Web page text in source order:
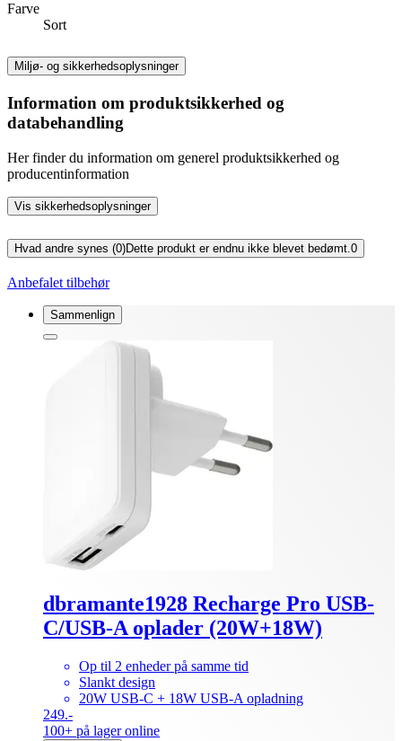
Farve
Sort
Miljø- og sikkerhedsoplysninger
Information om produktsikkerhed og
databehandling
Her finder du information om generel produktsikkerhed og
producentinformation
Vis sikkerhedsoplysninger
Hvad andre synes (0)Dette produkt er endnu ikke blevet bedømt. 0
Anbefalet tilbehør
Sammenlign
dbramante1928 Recharge Pro USB-
C/USB-A oplader (20W+18W)
Op til 2 enheder på samme tid
Slankt design
20W USB-C + 18W USB-A opladning
249.-
100+ på lager online